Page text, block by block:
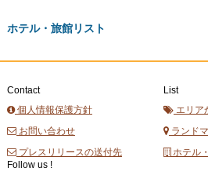
ホテル・旅館リスト
Contact
個人情報保護方針
お問い合わせ
プレスリリースの送付先
List
エリア
ランド
ホテル
Follow us !